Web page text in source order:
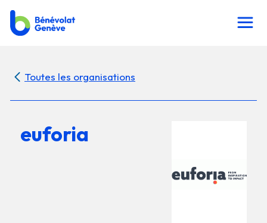
Toutes les organisations
euforia